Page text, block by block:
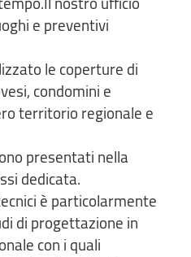
e preventivi
le coperture di
condomini e
territorio regionale e
presentati nella
dedicata.
è particolarmente
di progettazione in
con i quali